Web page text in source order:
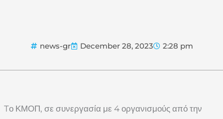
news-gr December 28, 2023 2:28 pm
Tο ΚΜΟΠ, σε συνεργασία με 4 οργανισμούς από την